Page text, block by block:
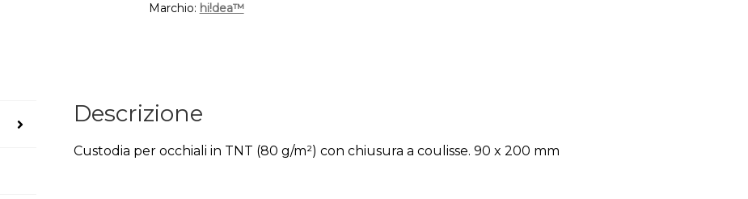
Marchio: hi!dea™
Descrizione
Custodia per occhiali in TNT (80 g/m²) con chiusura a coulisse. 90 x 200 mm